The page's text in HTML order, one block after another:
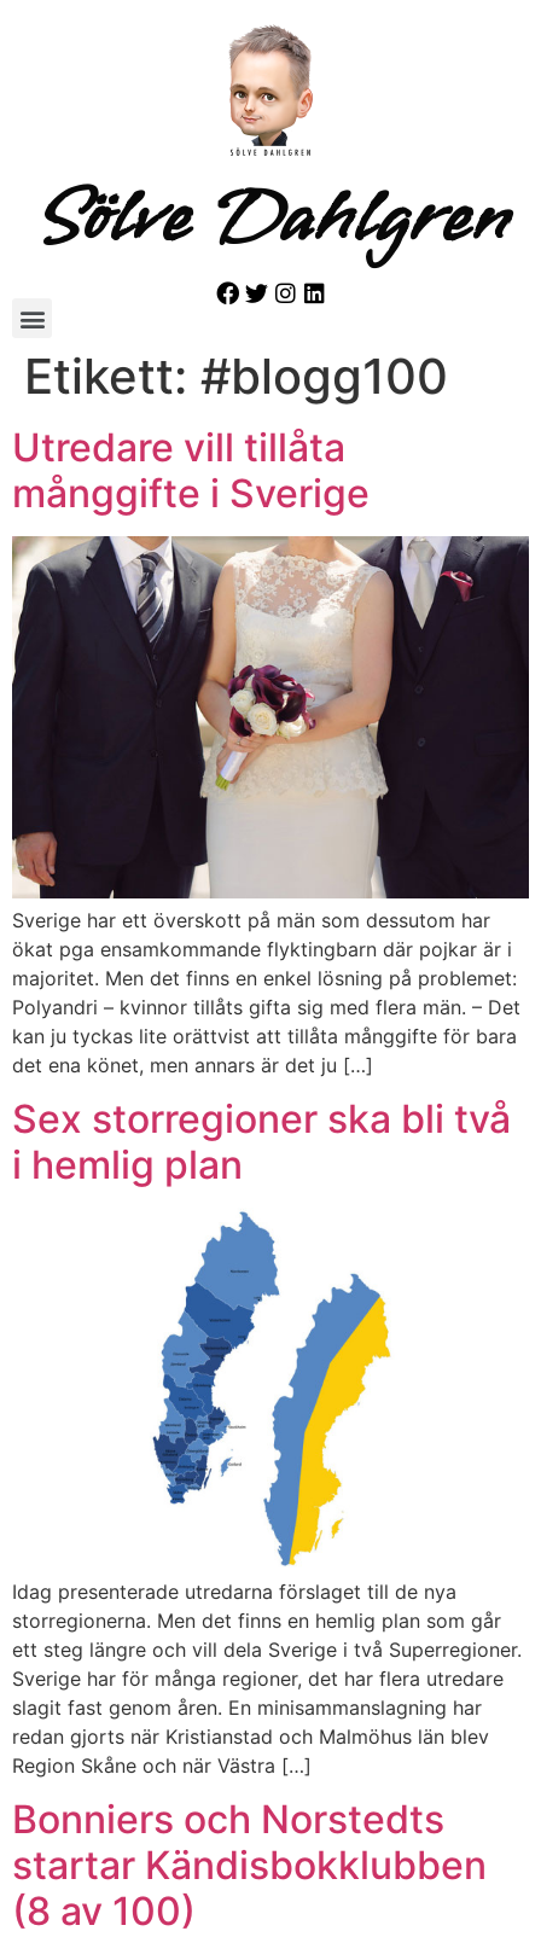
Sölve Dahlgren
Etikett: #blogg100
Utredare vill tillåta
månggifte i Sverige
Sverige har ett överskott på män som dessutom har
ökat pga ensamkommande flyktingbarn där pojkar är i
majoritet. Men det finns en enkel lösning på problemet:
Polyandri – kvinnor tillåts gifta sig med flera män. – Det
kan ju tyckas lite orättvist att tillåta månggifte för bara
det ena könet, men annars är det ju […]
Sex storregioner ska bli två
i hemlig plan
Idag presenterade utredarna förslaget till de nya
storregionerna. Men det finns en hemlig plan som går
ett steg längre och vill dela Sverige i två Superregioner.
Sverige har för många regioner, det har flera utredare
slagit fast genom åren. En minisammanslagning har
redan gjorts när Kristianstad och Malmöhus län blev
Region Skåne och när Västra […]
Bonniers och Norstedts
startar Kändisbokklubben
(8 av 100)